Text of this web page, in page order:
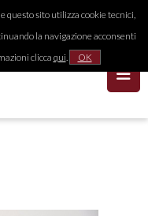
questo sito utilizza cookie tecnici,
la navigazione acconsenti
clicca qui. OK